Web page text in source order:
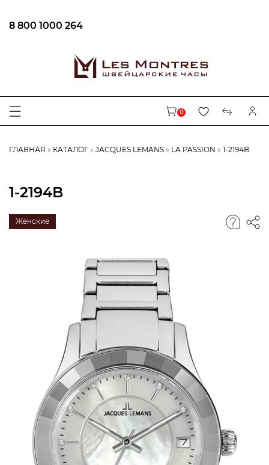
8 800 1000 264
0
ГЛАВНАЯ КАТАЛОГ JACQUES LEMANS LA PASSION 1-2194B
1-2194B
Женские